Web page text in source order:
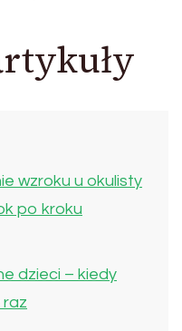
wzroku u okulisty
po kroku
dzieci – kiedy
raz